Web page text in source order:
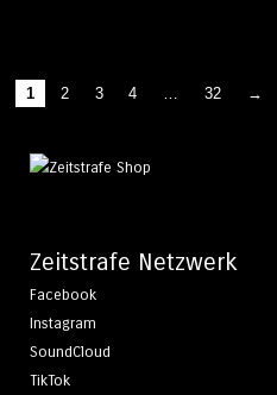
1 2 3 4 32 →
Zeitstrafe Netzwerk
Facebook
Instagram
SoundCloud
TikTok